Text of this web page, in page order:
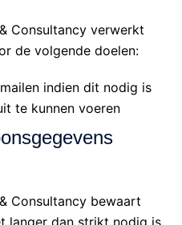
Consultancy verwerkt
de volgende doelen:
indien dit nodig is
te kunnen voeren
Consultancy bewaart
langer dan strikt nodig is